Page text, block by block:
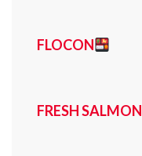
FLOCON
FRESH SALMON